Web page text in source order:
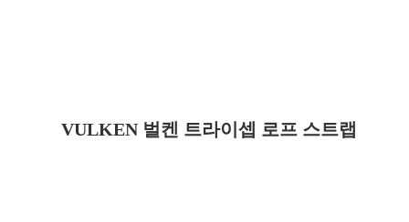
VULKEN 벌켄 트라이셉 로프 스트랩